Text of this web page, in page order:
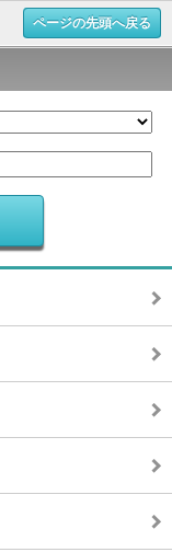
ページの先頭へ戻る